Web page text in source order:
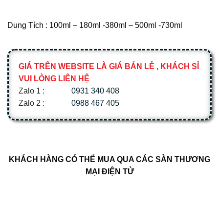
Dung Tích : 100ml – 180ml -380ml – 500ml -730ml
GIÁ TRÊN WEBSITE LÀ GIÁ BÁN LẺ , KHÁCH SỈ
VUI LÒNG LIÊN HỆ
Zalo 1 :
0931 340 408
Zalo 2 :
0988 467 405
KHÁCH HÀNG CÓ THỂ MUA QUA CÁC SÀN THƯƠNG
MẠI ĐIỆN TỬ